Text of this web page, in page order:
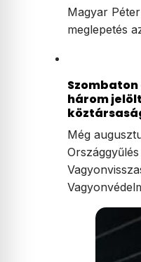
Magyar
meglepetés
három
Még